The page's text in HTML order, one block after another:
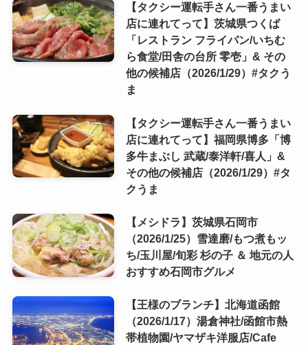
【タクシー運転手さん一番うまい
店に連れてって】茨城県つくば
「レストラン フライパン/いちむ
ら食堂/田舎の台所 零壱」& その
他の候補店（2026/1/29）#タクう
ま
【タクシー運転手さん一番うまい
店に連れてって】福岡県博多「博
多牛まぶし 武蔵/泰洋軒/喜人」&
その他の候補店（2026/1/29）#タ
クうま
【メシドラ】茨城県石岡市
（2026/1/25）雪達磨/もつ煮もッ
ち/玉川屋/旬彩 杉の子 ＆ 地元の人
おすすめ石岡市グルメ
【王様のブランチ】北海道函館
（2026/1/17）湯倉神社/函館市熱
帯植物園/ヤマザキ洋服店/Cafe